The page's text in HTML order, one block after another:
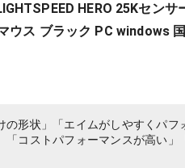
HERO 25Kセンサ
ウス ブラック PC windows
形状」「エイムがしやすくパフ
コストパフォーマンスが高い」